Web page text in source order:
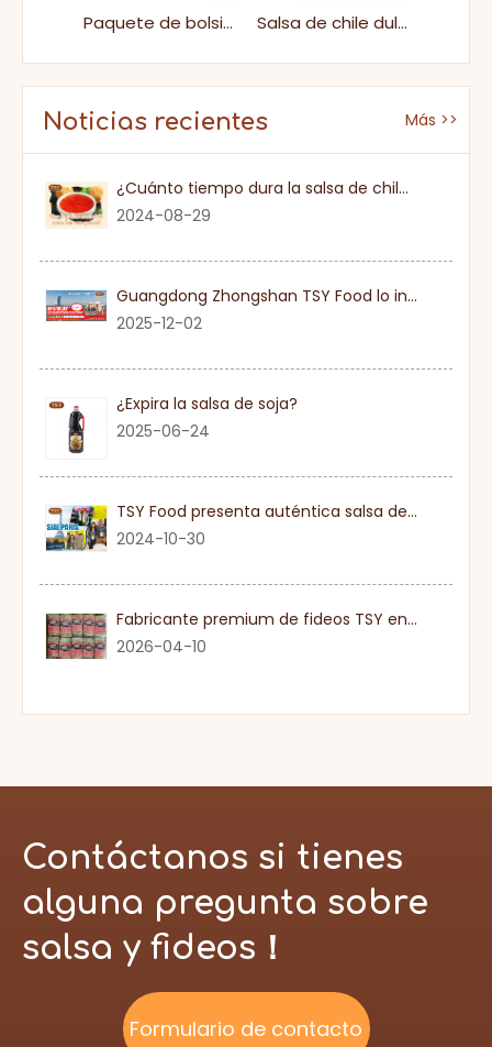
Paquete de bolsitas Halal para llevar salsa de chile dulce picante para mojar Salsa de chile dulce picante de bajo azúcar salsa coreana tailandesa para uso en casa y comercial
Noticias recientes Más >>
¿Cuánto tiempo dura la salsa de chile dulce una vez que se abre?
2024-08-29
Guangdong Zhongshan TSY Food lo invita sinceramente a visitar la Exposición Gulfood de Dubai 2026
2025-12-02
¿Expira la salsa de soja?
2025-06-24
TSY Food presenta auténtica salsa de soja en SIAL PARIS 2024
2024-10-30
Fabricante premium de fideos TSY en Guangdong
2026-04-10
Contáctanos si tienes
alguna pregunta sobre
salsa y fideos！
Formulario de contacto